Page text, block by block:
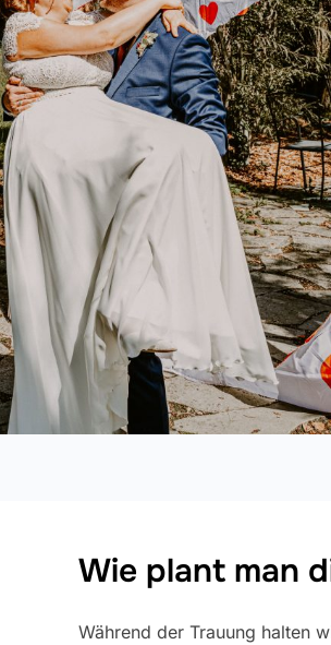
Wie plant man
Während der Trauung halten